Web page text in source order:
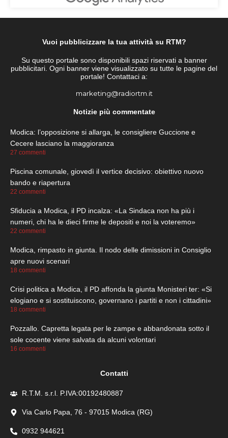
Vuoi pubblicizzare la tua attività su RTM?
Su questo portale sono disponibili spazi riservati a banner
pubblicitari. Ogni banner viene visualizzato su tutte le pagine del
portale! Contattaci a:
marketing@radiortm.it
Notizie più commentate
Modica: l’opposizione si allarga, le consigliere Guccione e
Cecere lasciano la maggioranza
27 commenti
Piscina comunale, giovedì il vertice decisivo: obiettivo nuovo
bando e riapertura
22 commenti
Sfiducia a Modica, il PD incalza: «La Sindaca non ha più i
numeri, chi ha le dieci firme le depositi e noi la voteremo»
22 commenti
Modica, rimpasto in giunta. Il nodo delle dimissioni in Consiglio
apre nuovi scenari
18 commenti
Crisi politica a Modica, il PD affonda la giunta Monisteri ter: «Si
elogiano e si sostituiscono, governano i partiti e non i cittadini»
18 commenti
Pozzallo. Capretta legata per le zampe e abbandonata sotto il
sole cocente viene salvata da alcuni volontari
16 commenti
Contatti
R.T.M. s.r.l. P.IVA:00192480887
Via Carlo Papa, 76 - 97015 Modica (RG)
0932 944621